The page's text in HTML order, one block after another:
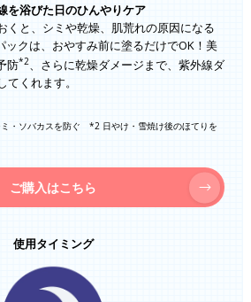
を浴びた日のひんやりケア
くと、シミや乾燥、肌荒れの原因になる
クは、おやすみ前に塗るだけでOK！美
防*2、さらに乾燥ダメージまで、紫外線ダ
くれます。
・ソバカスを防ぐ *2 日やけ・雪焼け後のほてりを
ご購入はこちら
使用タイミング